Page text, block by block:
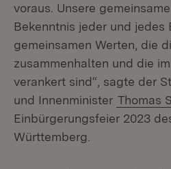
voraus. Unsere
Bekenntnis jeder und jedes
gemeinsamen Werten, die
zusammenhalten und die
verankert sind“, sagte der
und Innenminister Thomas
Einbürgerungsfeier 2023
Württemberg.